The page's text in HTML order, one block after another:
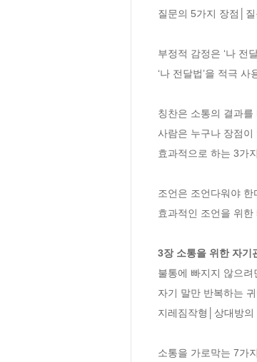
질문의 5가지 장점│
부정적 감정은 ‘나 전
‘나 전달법’을 적극
칭찬은 소통의 결과를
사람은 누구나 장점
효과적으로 하는 3가
조언은 조언다워야 한
효과적인 조언을 위
3장 소통을 위한 자기
불통에 빠지지 않으
자기 말만 반복하는
지레짐작형│상대방
소통을 가로막는 7가